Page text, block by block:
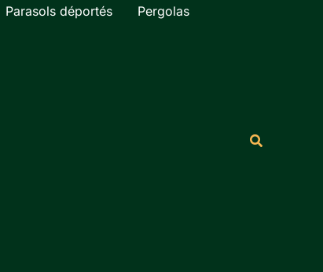
Parasols déportés
Pergolas
Rechercher